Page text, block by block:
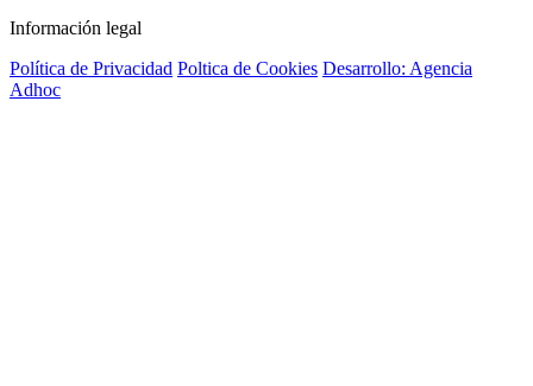
Información legal
Política de Privacidad Poltica de Cookies Desarrollo: Agencia
Adhoc